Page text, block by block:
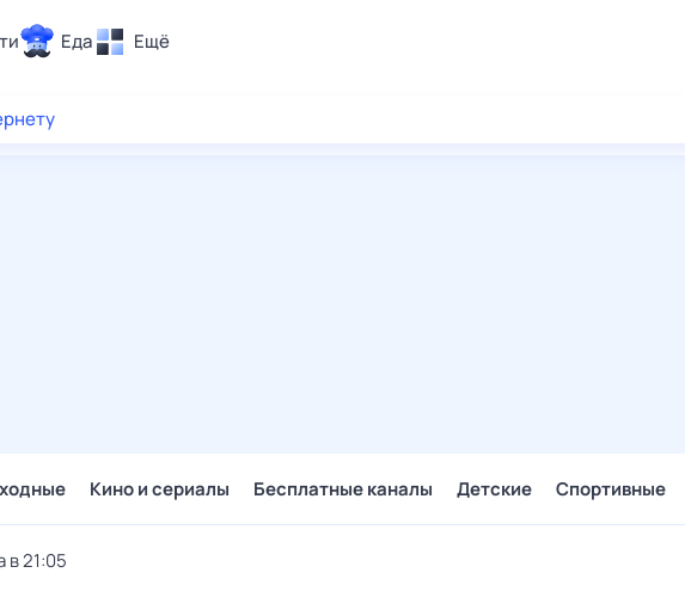
Еда Ещё
Кино и сериалы Бесплатные каналы Детские Спортивные
21:05